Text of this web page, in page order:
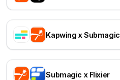
Kapwing x Submagic
Submagic x Flixier